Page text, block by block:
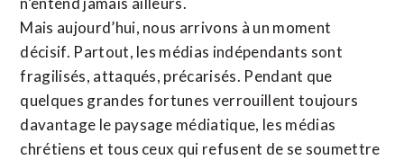
Mais aujourd’hui, nous arrivons à un moment
décisif. Partout, les médias indépendants sont
fragilisés, attaqués, précarisés. Pendant que
quelques grandes fortunes verrouillent toujours
davantage le paysage médiatique, les médias
chrétiens et tous ceux qui refusent de se soumettre